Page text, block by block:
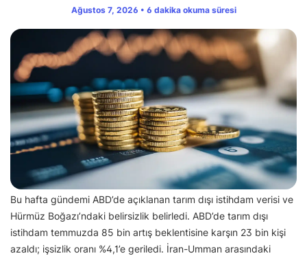
Ağustos 7, 2026 • 6 dakika okuma süresi
Bu hafta gündemi ABD’de açıklanan tarım dışı istihdam verisi ve
Hürmüz Boğazı’ndaki belirsizlik belirledi. ABD’de tarım dışı
istihdam temmuzda 85 bin artış beklentisine karşın 23 bin kişi
azaldı; işsizlik oranı %4,1’e geriledi. İran-Umman arasındaki